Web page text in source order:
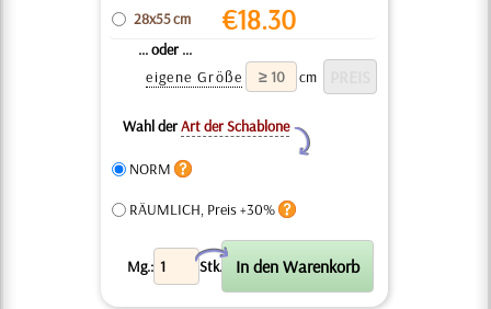
28x55 cm €18.30
... oder ...
eigene Größe
cm
Wahl derArt der Schablone
Y
NORM
RÄUMLICH, Preis +30%
Mg.: Stk.
X